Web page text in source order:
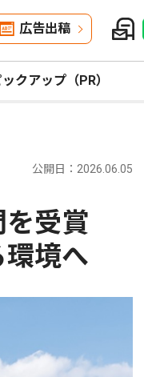
広告出稿
ックアップ（PR）
公開日：2026.06.05
を受賞
境へ